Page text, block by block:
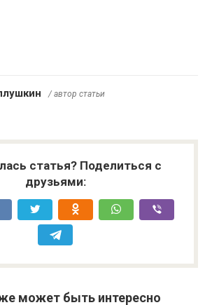
/ автор статьи
статья? Поделиться с
друзьями:
может быть интересно